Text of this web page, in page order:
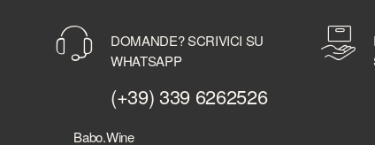
DOMANDE? SCRIVICI SU
WHATSAPP
(+39) 339 6262526
Babo.Wine